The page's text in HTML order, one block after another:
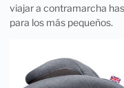
viajar a contramarcha
para los más pequeños.